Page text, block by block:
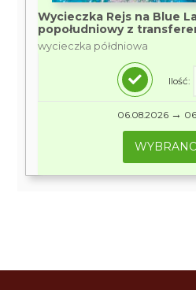
Wycieczka Rejs na Blue
popołudniowy z
wycieczka półdniowa
Ilość:
06.08.2026 →